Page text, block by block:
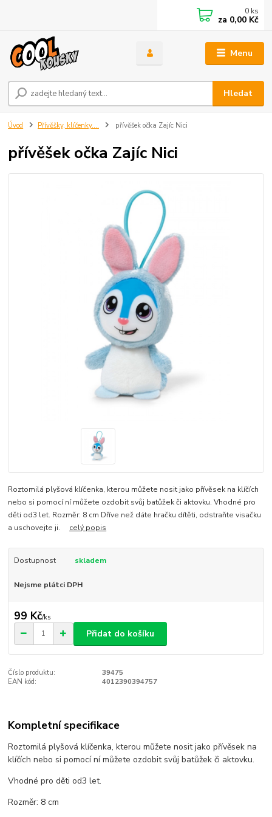
Menu
Hledat
0 ks
za 0,00 Kč
Úvod Přívěšky, klíčenky.... přívěšek očka Zajíc Nici
přívěšek očka Zajíc Nici
Roztomilá plyšová klíčenka, kterou můžete nosit jako přívěsek na klíčích
nebo si pomocí ní můžete ozdobit svůj batůžek či aktovku. Vhodné pro
děti od3 let. Rozměr: 8 cm Dříve než dáte hračku dítěti, odstraňte visačku
a uschovejte ji. celý popis
Dostupnost skladem
Nejsme plátci DPH
99 Kč/ks
Přidat do košíku
Číslo produktu:
39475
EAN kód:
4012390394757
Kompletní specifikace
Roztomilá plyšová klíčenka, kterou můžete nosit jako přívěsek na
klíčích nebo si pomocí ní můžete ozdobit svůj batůžek či aktovku.
Vhodné pro děti od3 let.
Rozměr: 8 cm